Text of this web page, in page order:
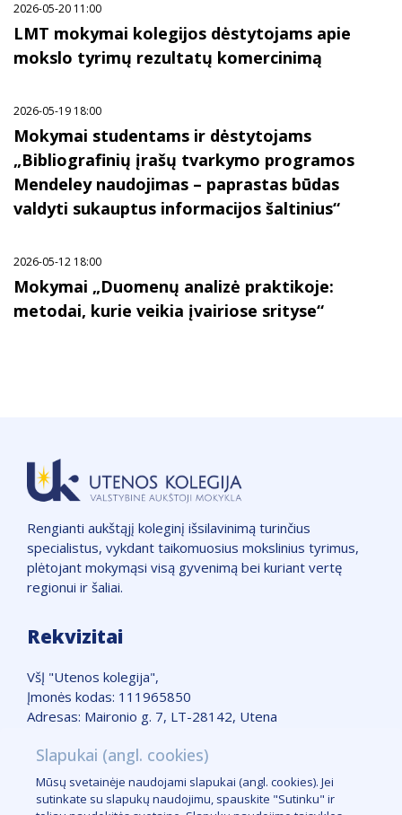
2026-05-20 11:00
LMT mokymai kolegijos dėstytojams apie
mokslo tyrimų rezultatų komercinimą
2026-05-19 18:00
Mokymai studentams ir dėstytojams
„Bibliografinių įrašų tvarkymo programos
Mendeley naudojimas – paprastas būdas
valdyti sukauptus informacijos šaltinius“
2026-05-12 18:00
Mokymai „Duomenų analizė praktikoje:
metodai, kurie veikia įvairiose srityse“
Rengianti aukštąjį koleginį išsilavinimą turinčius
specialistus, vykdant taikomuosius mokslinius tyrimus,
plėtojant mokymąsi visą gyvenimą bei kuriant vertę
regionui ir šaliai.
Rekvizitai
VšĮ "Utenos kolegija",
Įmonės kodas: 111965850
Adresas: Maironio g. 7, LT-28142, Utena
Žemėlapis
Slapukų taisyklės
Logotipas
Slapukai (angl. cookies)
Mūsų svetainėje naudojami slapukai (angl. cookies). Jei
sutinkate su slapukų naudojimu, spauskite "Sutinku" ir